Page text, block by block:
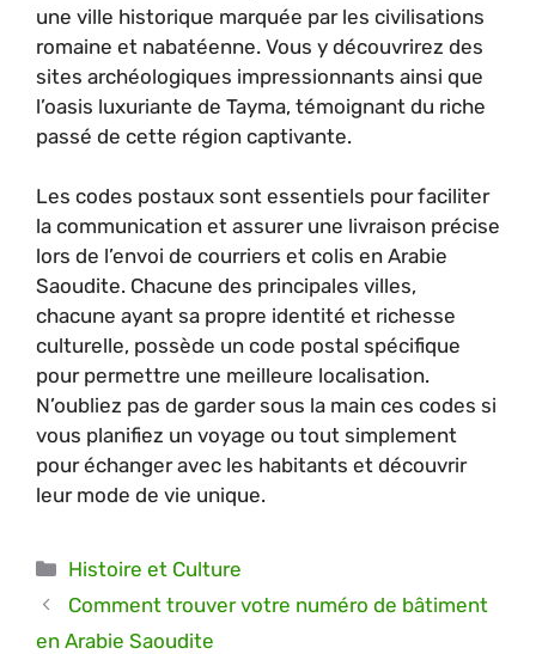
une ville historique marquée par les civilisations
romaine et nabatéenne. Vous y découvrirez des
sites archéologiques impressionnants ainsi que
l’oasis luxuriante de Tayma, témoignant du riche
passé de cette région captivante.
Les codes postaux sont essentiels pour faciliter
la communication et assurer une livraison précise
lors de l’envoi de courriers et colis en Arabie
Saoudite. Chacune des principales villes,
chacune ayant sa propre identité et richesse
culturelle, possède un code postal spécifique
pour permettre une meilleure localisation.
N’oubliez pas de garder sous la main ces codes si
vous planifiez un voyage ou tout simplement
pour échanger avec les habitants et découvrir
leur mode de vie unique.
Catégories
Histoire et Culture
Comment trouver votre numéro de bâtiment
en Arabie Saoudite